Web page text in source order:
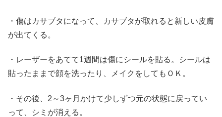
・傷はカサブタになって、カサブタが取れると新しい皮膚
が出てくる。
・レーザーをあてて1週間は傷にシールを貼る。シールは
貼ったままで顔を洗ったり、メイクをしてもＯＫ。
・その後、2～3ヶ月かけて少しずつ元の状態に戻ってい
って、シミが消える。